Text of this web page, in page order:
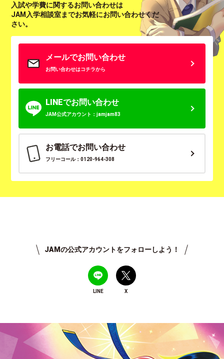
入試や学費に関するお問い合わせは
JAM入学相談室までお気軽にお問い合わせくだ
さい。
メールでお問い合わせ
お問い合わせはコチラから
LINEでお問い合わせ
JAM公式アカウント：jamjam83
お電話でお問い合わせ
フリーコール：0120-964-308
JAMの公式アカウントをフォローしよう！
LINE X